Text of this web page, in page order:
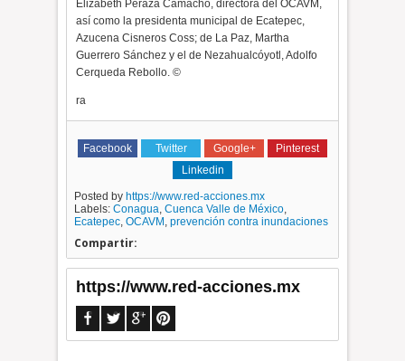
Elizabeth Peraza Camacho, directora del OCAVM,
así como la presidenta municipal de Ecatepec,
Azucena Cisneros Coss; de La Paz, Martha
Guerrero Sánchez y el de Nezahualcóyotl, Adolfo
Cerqueda Rebollo. ©
ra
Facebook Twitter Google+
Pinterest
Linkedin
Posted by https://www.red-acciones.mx
Labels:Conagua,Cuenca Valle de México,
Ecatepec,OCAVM ,prevención contra inundaciones
Compartir:
https://www.red-acciones.mx